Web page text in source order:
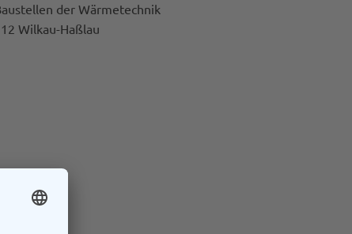
der Wärmetechnik
Wilkau-Haßlau